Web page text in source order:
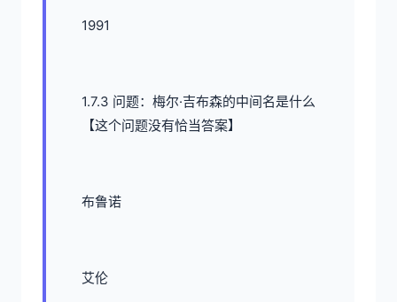
1991
1.7.3 问题：梅尔·吉布森的中间名是什么
【这个问题没有恰当答案】
布鲁诺
艾伦